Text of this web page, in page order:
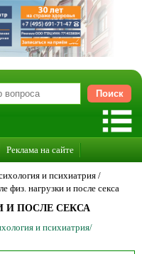
Реклама на сайте
и психиатрия /
физ. нагрузки и после секса
И ПОСЛЕ СЕКСА
и психиатрия/